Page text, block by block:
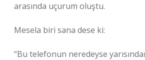
arasında uçurum oluştu.
Mesela biri sana dese ki:
“Bu telefonun neredeyse